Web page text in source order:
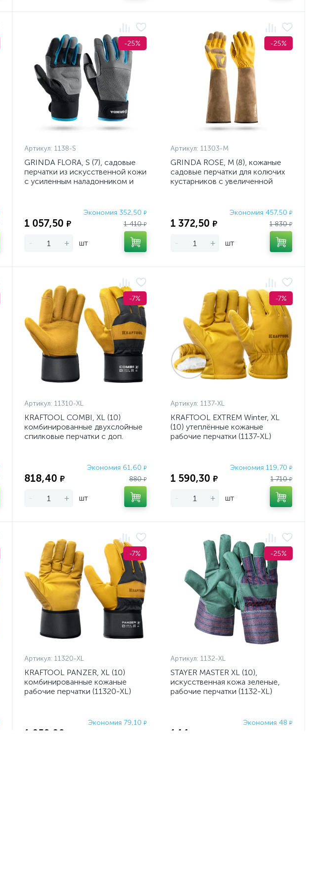
-25%
Артикул: 1138-S
GRINDA FLORA, S (7), садовые
перчатки из искусственной кожи
с усиленным наладонником и
Экономия 352,50 ₽
1 057,50 ₽ 1 410₽
- + шт
-25%
Артикул: 11303-M
GRINDA ROSE, M (8), кожаные
садовые перчатки для колючих
кустарников с увеличенной
Экономия 457,50₽
1 372,50 ₽ 1 830₽
- + шт
-7%
Артикул: 11310-XL
KRAFTOOL COMBI, XL (10)
комбинированные двухслойные
спилковые перчатки с доп.
Экономия 61,60 ₽
818,40 ₽ 880₽
- + шт
-7%
Артикул: 1137-XL
KRAFTOOL EXTREM Winter, XL
(10) утеплённые кожаные
рабочие перчатки (1137-XL)
Экономия 119,70₽
1 590,30 ₽ 1 710₽
- + шт
-7%
Артикул: 11320-XL
KRAFTOOL PANZER, XL (10)
комбинированные кожаные
рабочие перчатки (11320-XL)
Экономия 79,10 ₽
1 050,90
-25%
Артикул: 1132-XL
STAYER MASTER XL (10),
искусственная кожа зеленые,
рабочие перчатки (1132-XL)
Экономия 48₽
144